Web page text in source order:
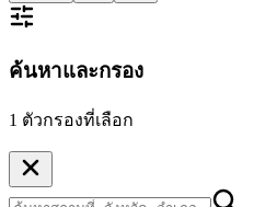
ค้นหาและกรอง
1 ตัวกรองที่เลือก